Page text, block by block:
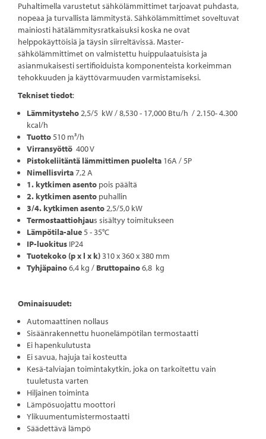
Puhaltimella varustetut sähkölämmittimet tarjoavat puhdasta,
nopeaa ja turvallista lämmitystä. Sähkölämmittimet soveltuvat
mainiosti hätälämmitysratkaisuksi koska ne ovat
helppokäyttöisiä ja täysin siirreltävissä. Master-
sähkölämmittimet on valmistettu huippulaatuisista ja
asianmukaisesti sertifioiduista komponenteista korkeimman
tehokkuuden ja käyttövarmuuden varmistamiseksi.
Tekniset tiedot:
Lämmitysteho2,5/5 kW / 8,530 - 17,000 Btu/h / 2.150- 4.300
kcal/h
Tuotto510 m³/h
Virransyöttö 400 V
Pistokeliitäntä lämmittimen puolelta 16A / 5P
Nimellisvirta7,2 A
1. kytkimen asento pois päältä
2. kytkimen asento puhallin
3/4. kytkimen asento2,5/5,0 kW
Termostaattiohjaus sisältyy toimitukseen
Lämpötila-alue5 - 35°C
IP-luokitus IP24
Tuotekoko (p x l x k)310 x 360 x 380 mm
Tyhjäpaino6,4 kg / Bruttopaino6,8 kg
Ominaisuudet:
Automaattinen nollaus
Sisäänrakennettu huonelämpötilan termostaatti
Ei hapenkulutusta
Ei savua, hajuja tai kosteutta
Kesä-talviajan toimintakytkin, joka on tarkoitettu vain
tuuletusta varten
Hiljainen toiminta
Lämpösuojattu moottori
Ylikuumentumistermostaatti
Säädettävä lämpö